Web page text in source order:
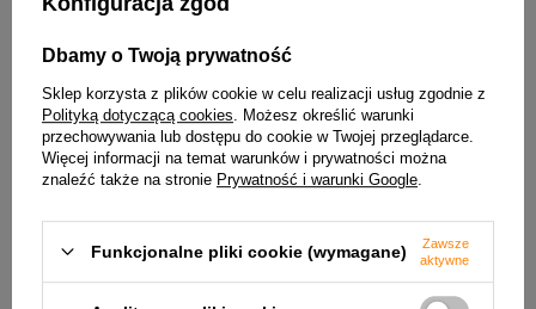
Centralka Moduł
HY2005RX-HL-24V do Auta
na Akumulator SX2038
118,82 zł
193,82 zł
Dbamy o Twoją prywatność
Sklep korzysta z plików cookie w celu realizacji usług zgodnie z
Polityką dotyczącą cookies . Możesz określić warunki
przechowywania lub dostępu do cookie w Twojej przeglądarce.
Więcej informacji na temat warunków i prywatności można
znaleźć także na stronie Prywatność i warunki Google
Funkcjonalne pliki cookie (wymagane)
Zawsze
aktywne